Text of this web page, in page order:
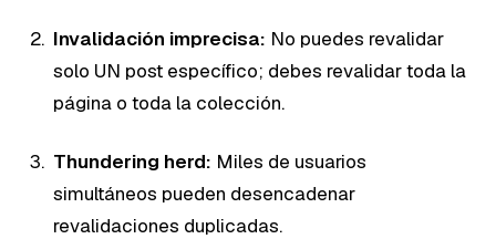
Invalidación imprecisa: No puedes revalidar
solo UN post específico; debes revalidar toda la
página o toda la colección.
Thundering herd: Miles de usuarios
simultáneos pueden desencadenar
revalidaciones duplicadas.